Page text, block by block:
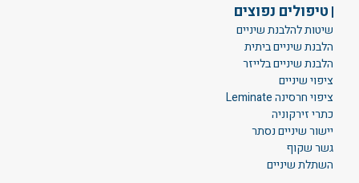
טיפולים נפוצים
שיטות להלבנת שיניים
הלבנת שיניים ביתית
הלבנת שיניים בלייזר
ציפוי שיניים
ציפוי חרסינה Leminate
כתרי זירקוניה
יישור שיניים נסתר
גשר שקוף
השתלת שיניים